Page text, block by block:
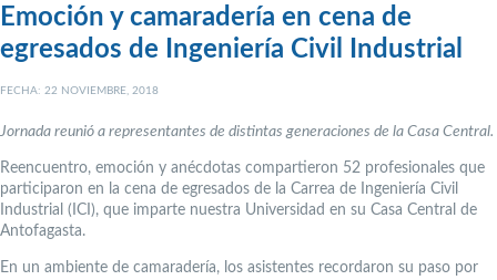
Emoción y camaradería en cena de
egresados de Ingeniería Civil Industrial
FECHA: 22 NOVIEMBRE, 2018
Jornada reunió a representantes de distintas generaciones de la Casa Central.
Reencuentro, emoción y anécdotas compartieron 52 profesionales que
participaron en la cena de egresados de la Carrea de Ingeniería Civil
Industrial (ICI), que imparte nuestra Universidad en su Casa Central de
Antofagasta.
En un ambiente de camaradería, los asistentes recordaron su paso por